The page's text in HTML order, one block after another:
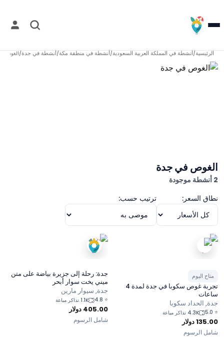
الرئيسية/أنشطة في المملكة العربية السعودية/أنشطة في منطقة مكة/أنشطة في جدة/الغوص
الغوص في جدة
2 أنشطة موجودة
نطاق السعر:
ترتيب حسب:
متاح اليوم
تجربة غوص سكوبا في جدة لمدة 4
ساعات
جدة, الحداد سكوبا
⭐
5.0 4.3K تذاكر مباعة
135.00دولار
شامل الرسوم
جدة: رحلة إلى جزيرة بياضة على متن
ميني يخت سوار أبحر
جدة, سيوار مارين
⭐
4.8 1.1K تذاكر مباعة
405.00 دولار
شامل الرسوم